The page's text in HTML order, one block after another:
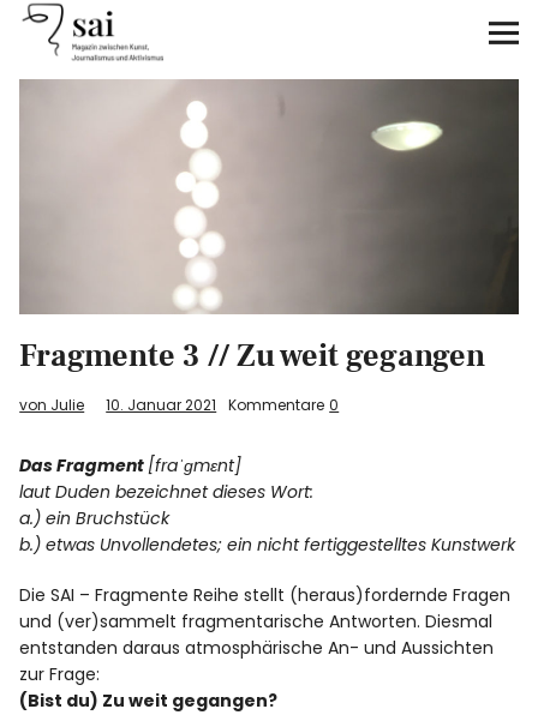
sai
Klimagerechtigkeit
Antirassismus
Kunst&Literatur
Über uns
FacebookInstagram
Fragmente 3 // Zu weit gegangen
von Julie 10. Januar 2021 Kommentare 0
Das Fragment [fraˈɡmɛnt]
laut Duden bezeichnet dieses Wort:
a.) ein Bruchstück
b.) etwas Unvollendetes; ein nicht fertiggestelltes Kunstwerk
Die SAI – Fragmente Reihe stellt (heraus)fordernde Fragen
und (ver)sammelt fragmentarische Antworten. Diesmal
entstanden daraus atmosphärische An- und Aussichten
zur Frage:
(Bist du) Zu weit gegangen?